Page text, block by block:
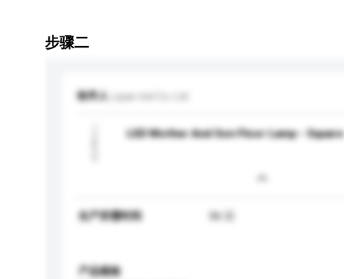
步骤二
收件人 Lipan Ind Co Ltd
LED Mother And Son Floor Lamp - Square
生产所需时间 56 日
产品规格